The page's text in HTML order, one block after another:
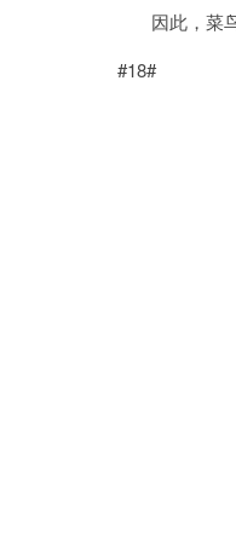
因此，菜鸟
#18#